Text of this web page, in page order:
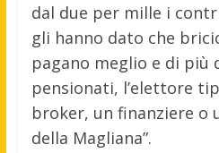
dal due per mille i
gli hanno dato che
pagano meglio e di più
pensionati, l’elettore
broker, un finanziere o
della Magliana”.